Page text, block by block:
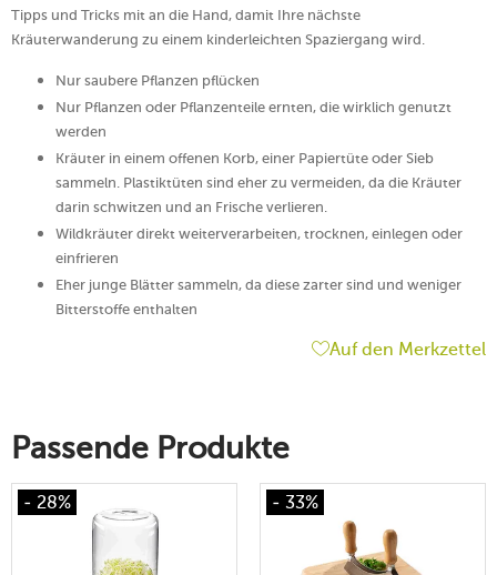
Tipps und Tricks mit an die Hand, damit Ihre nächste
Kräuterwanderung zu einem kinderleichten Spaziergang wird.
Nur saubere Pflanzen pflücken
Nur Pflanzen oder Pflanzenteile ernten, die wirklich genutzt
werden
Kräuter in einem offenen Korb, einer Papiertüte oder Sieb
sammeln. Plastiktüten sind eher zu vermeiden, da die Kräuter
darin schwitzen und an Frische verlieren.
Wildkräuter direkt weiterverarbeiten, trocknen, einlegen oder
einfrieren
Eher junge Blätter sammeln, da diese zarter sind und weniger
Bitterstoffe enthalten
Auf den Merkzettel
Passende Produkte
- 28% - 33%